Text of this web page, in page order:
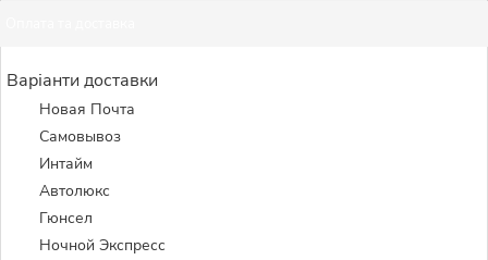
Варіанти доставки
Новая Почта
Самовывоз
Интайм
Автолюкс
Гюнсел
Ночной Экспресс